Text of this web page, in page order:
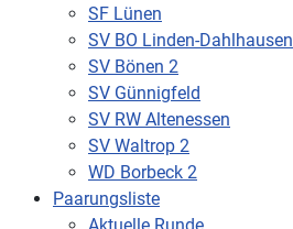
SF Lünen
SV BO Linden-Dahlhausen
SV Bönen 2
SV Günnigfeld
SV RW Altenessen
SV Waltrop 2
WD Borbeck 2
Paarungsliste
Aktuelle Runde